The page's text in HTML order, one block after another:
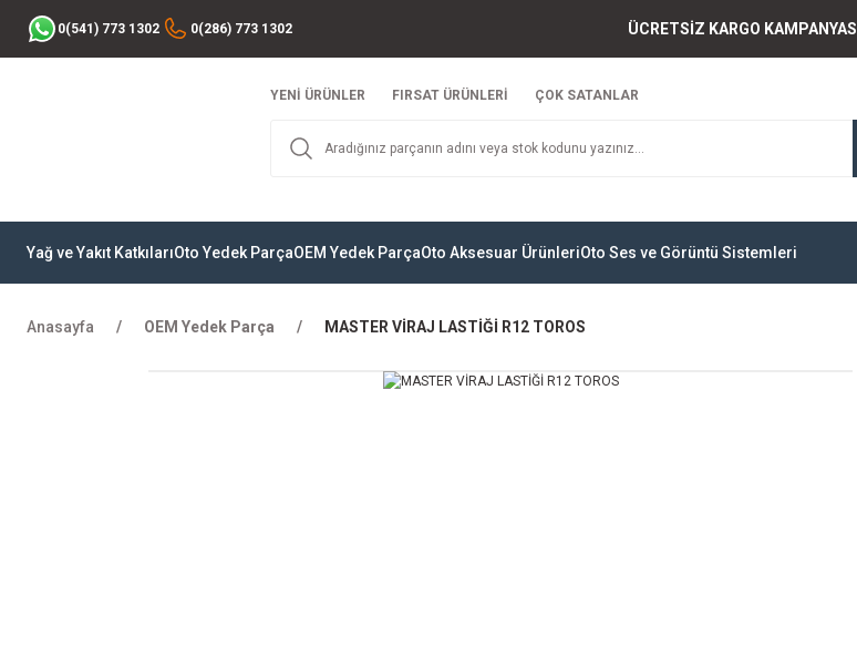
0(541) 773 1302 0(286) 773 1302 ÜCRETSİZ KARGO KAMPANYASI
YENİ ÜRÜNLER FIRSAT ÜRÜNLERİ ÇOK SATANLAR
Yağ ve Yakıt KatkılarıOto Yedek ParçaOEM Yedek ParçaOto Aksesuar ÜrünleriOto Ses ve Görüntü Sistemleri
Anasayfa OEM Yedek Parça MASTER VİRAJ LASTİĞİ R12 TOROS